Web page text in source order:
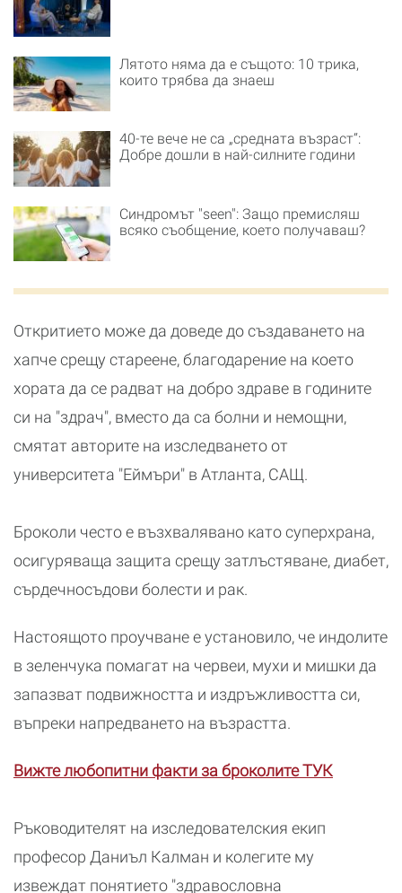
Лятото няма да е същото: 10 трика,
които трябва да знаеш
40-те вече не са „средната възраст“:
Добре дошли в най-силните години
Синдромът "seen": Защо премисляш
всяко съобщение, което получаваш?
Откритието може да доведе до създаването на
хапче срещу стареене, благодарение на което
хората да се радват на добро здраве в годините
си на "здрач", вместо да са болни и немощни,
смятат авторите на изследването от
университета "Еймъри" в Атланта, САЩ.
Броколи често е възхвалявано като суперхрана,
осигуряваща защита срещу затлъстяване, диабет,
сърдечносъдови болести и рак.
Настоящото проучване е установило, че индолите
в зеленчука помагат на червеи, мухи и мишки да
запазват подвижността и издръжливостта си,
въпреки напредването на възрастта.
Вижте любопитни факти за броколите ТУК
Ръководителят на изследователския екип
професор Даниъл Калман и колегите му
извеждат понятието "здравословна